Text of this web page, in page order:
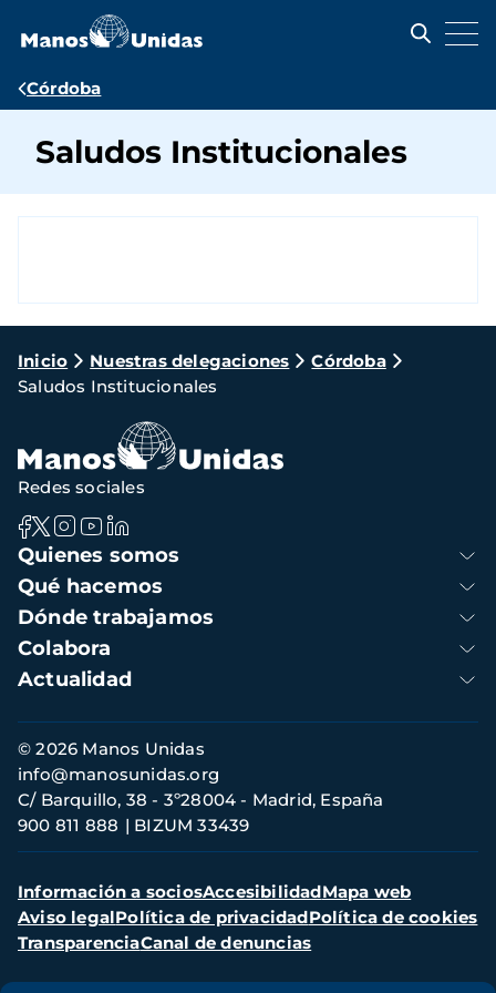
contenido
Ruta
navegación
Córdoba
Saludos Institucionales
Ruta
de
navegación
Inicio Nuestras delegaciones
Córdoba
Saludos Institucionales
Navegación
principal
Quienes somos
Qué hacemos
Dónde trabajamos
Colabora
Actualidad
Redes sociales
Información
de
contacto
© 2026 Manos Unidas
C/ Barquillo, 38 - 3º28004 - Madrid, España
900 811 888
BIZUM 33439
info@manosunidas.org
Menú
secundario
Información a sociosAccesibilidadMapa web
Aviso legalPolítica de privacidadPolítica de cookies
TransparenciaCanal de denuncias